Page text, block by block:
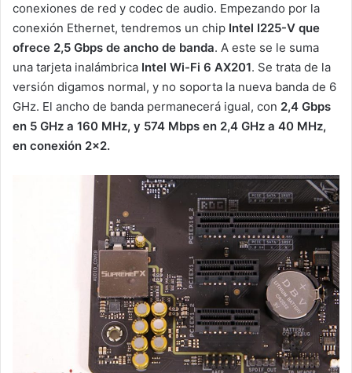
conexiones de red y codec de audio. Empezando por la
conexión Ethernet, tendremos un chip Intel I225-V que
ofrece 2,5 Gbps de ancho de banda. A este se le suma
una tarjeta inalámbrica Intel Wi-Fi 6 AX201. Se trata de la
versión digamos normal, y no soporta la nueva banda de 6
GHz. El ancho de banda permanecerá igual, con 2,4 Gbps
en 5 GHz a 160 MHz, y 574 Mbps en 2,4 GHz a 40 MHz,
en conexión 2×2.